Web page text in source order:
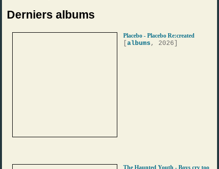
Derniers albums
Placebo - Placebo Re:created
[albums , 2026]
The Haunted Youth - Boys cry too